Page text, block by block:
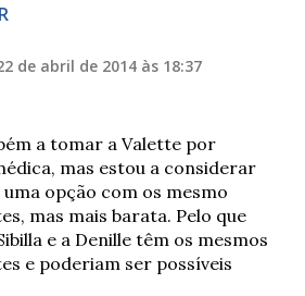
de abril de 2014 às 18:37
a tomar a Valette por
mas estou a considerar
opção com os mesmo
mas mais barata. Pelo que
e a Denille têm os mesmos
e poderiam ser possíveis